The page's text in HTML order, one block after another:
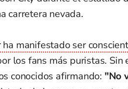
carretera nevada.
ha manifestado ser
los fans más puristas.
conocidos afirmando: "No